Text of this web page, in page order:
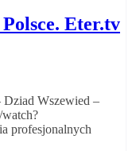
Eter.tv
Dziad Wszewied –
profesjonalnych